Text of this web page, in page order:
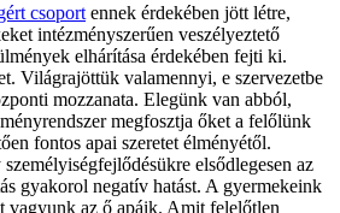
csoport ennek érdekében jött létre,
intézményszerűen veszélyeztető
elhárítása érdekében fejti ki.
Világrajöttük valamennyi, e szervezetbe
mozzanata. Elegünk van abból,
megfosztja őket a felőlünk
fontos apai szeretet élményétől.
elsődlegesen az
gyakorol negatív hatást. A gyermekeink
vagyunk az ő apáik. Amit felelőtlen